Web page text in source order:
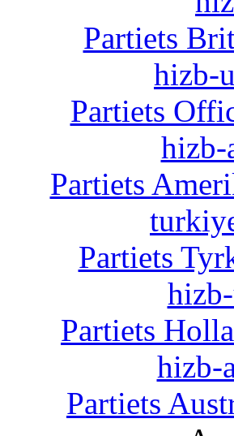
Partiets
hizb-
Partiets
hizb-
Partiets
Partiets
Partiets
hizb-
Partiets